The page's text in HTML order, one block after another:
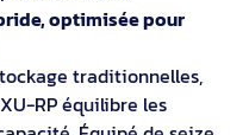
optimisée pour
traditionnelles,
RP équilibre les